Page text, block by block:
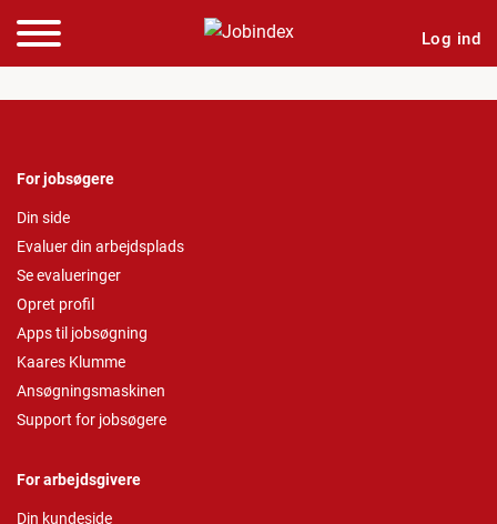
Log ind
For jobsøgere
Din side
Evaluer din arbejdsplads
Se evalueringer
Opret profil
Apps til jobsøgning
Kaares Klumme
Ansøgningsmaskinen
Support for jobsøgere
For arbejdsgivere
Din kundeside